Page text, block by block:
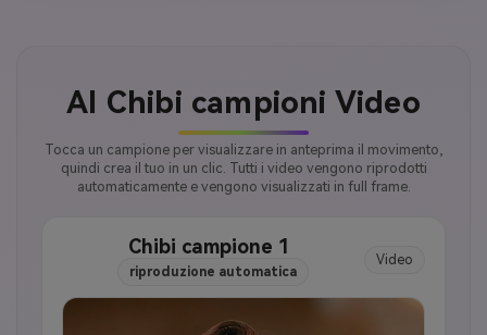
AI Chibi campioni Video
Tocca un campione per visualizzare in anteprima il movimento,
quindi crea il tuo in un clic. Tutti i video vengono riprodotti
automaticamente e vengono visualizzati in full frame.
Chibi campione 1
riproduzione automatica
Video